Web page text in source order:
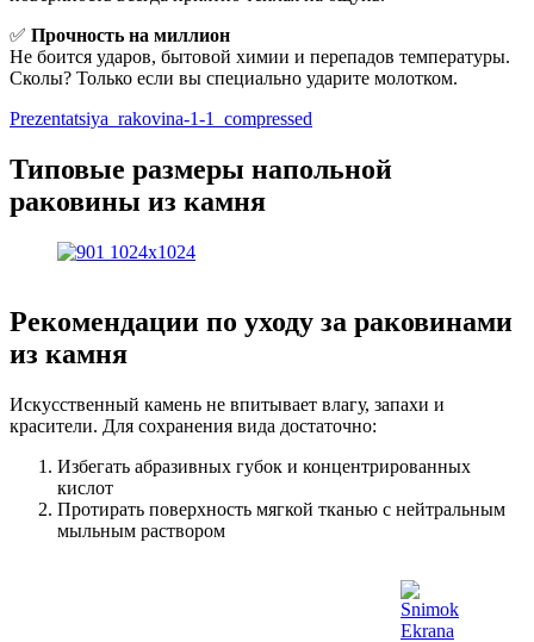
✅ Прочность на миллион
Не боится ударов, бытовой химии и перепадов температуры.
Сколы? Только если вы специально ударите молотком.
Prezentatsiya_rakovina-1-1_compressed
Типовые размеры напольной
раковины из камня
Рекомендации по уходу за раковинами
из камня
Искусственный камень не впитывает влагу, запахи и
красители. Для сохранения вида достаточно:
Избегать абразивных губок и концентрированных
кислот
Протирать поверхность мягкой тканью с нейтральным
мыльным раствором